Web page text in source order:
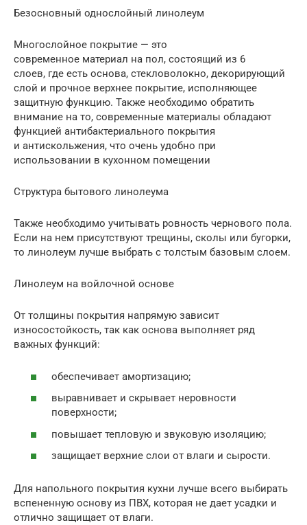
Безосновный однослойный линолеум
Многослойное покрытие — это
современное материал на пол, состоящий из 6
слоев, где есть основа, стекловолокно, декорирующий
слой и прочное верхнее покрытие, исполняющее
защитную функцию. Также необходимо обратить
внимание на то, современные материалы обладают
функцией антибактериального покрытия
и антискольжения, что очень удобно при
использовании в кухонном помещении
Структура бытового линолеума
Также необходимо учитывать ровность чернового пола.
Если на нем присутствуют трещины, сколы или бугорки,
то линолеум лучше выбрать с толстым базовым слоем.
Линолеум на войлочной основе
От толщины покрытия напрямую зависит
износостойкость, так как основа выполняет ряд
важных функций:
обеспечивает амортизацию;
выравнивает и скрывает неровности
поверхности;
повышает тепловую и звуковую изоляцию;
защищает верхние слои от влаги и сырости.
Для напольного покрытия кухни лучше всего выбирать
вспененную основу из ПВХ, которая не дает усадки и
отлично защищает от влаги.